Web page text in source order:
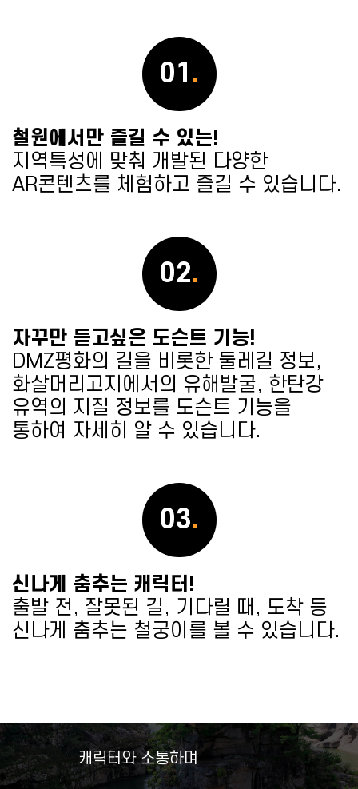
01 .
철원에서만 즐길 수 있는!
지역특성에 맞춰 개발된 다양한
AR콘텐츠를 체험하고 즐길 수 있습니다.
02.
자꾸만 듣고싶은 도슨트 기능!
DMZ평화의 길을 비롯한 둘레길 정보,
화살머리고지에서의 유해발굴, 한탄강
유역의 지질 정보를 도슨트 기능을
통하여 자세히 알 수 있습니다.
03.
신나게 춤추는 캐릭터!
출발 전, 잘못된 길, 기다릴 때, 도착 등
신나게 춤추는 철궁이를 볼 수 있습니다.
캐릭터와 소통하며